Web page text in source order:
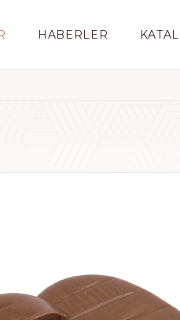
HABERLER